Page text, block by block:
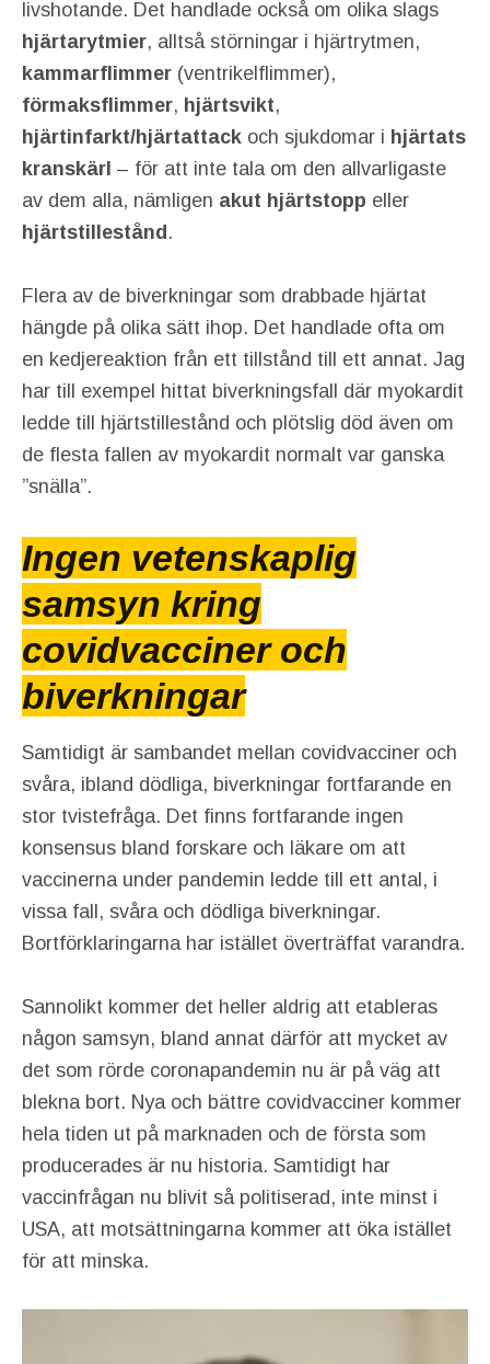
livshotande. Det handlade också om olika slags
hjärtarytmier, alltså störningar i hjärtrytmen,
kammarflimmer (ventrikelflimmer),
förmaksflimmer, hjärtsvikt,
hjärtinfarkt/hjärtattack och sjukdomar i hjärtats
kranskärl – för att inte tala om den allvarligaste
av dem alla, nämligen akut hjärtstopp eller
hjärtstillestånd.
Flera av de biverkningar som drabbade hjärtat
hängde på olika sätt ihop. Det handlade ofta om
en kedjereaktion från ett tillstånd till ett annat. Jag
har till exempel hittat biverkningsfall där myokardit
ledde till hjärtstillestånd och plötslig död även om
de flesta fallen av myokardit normalt var ganska
”snälla”.
Ingen vetenskaplig
samsyn kring
covidvacciner och
biverkningar
Samtidigt är sambandet mellan covidvacciner och
svåra, ibland dödliga, biverkningar fortfarande en
stor tvistefråga. Det finns fortfarande ingen
konsensus bland forskare och läkare om att
vaccinerna under pandemin ledde till ett antal, i
vissa fall, svåra och dödliga biverkningar.
Bortförklaringarna har istället överträffat varandra.
Sannolikt kommer det heller aldrig att etableras
någon samsyn, bland annat därför att mycket av
det som rörde coronapandemin nu är på väg att
blekna bort. Nya och bättre covidvacciner kommer
hela tiden ut på marknaden och de första som
producerades är nu historia. Samtidigt har
vaccinfrågan nu blivit så politiserad, inte minst i
USA, att motsättningarna kommer att öka istället
för att minska.